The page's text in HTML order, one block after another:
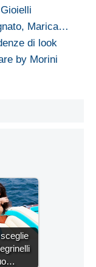
Marica…
di look
by Morini